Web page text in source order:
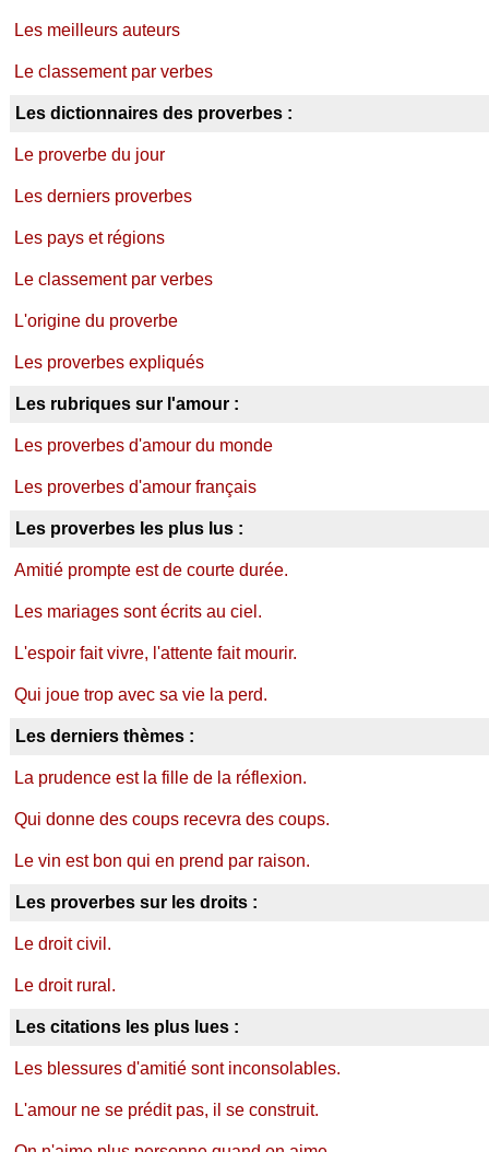
Les meilleurs auteurs
Le classement par verbes
Les dictionnaires des proverbes :
Le proverbe du jour
Les derniers proverbes
Les pays et régions
Le classement par verbes
L'origine du proverbe
Les proverbes expliqués
Les rubriques sur l'amour :
Les proverbes d'amour du monde
Les proverbes d'amour français
Les proverbes les plus lus :
Amitié prompte est de courte durée.
Les mariages sont écrits au ciel.
L'espoir fait vivre, l'attente fait mourir.
Qui joue trop avec sa vie la perd.
Les derniers thèmes :
La prudence est la fille de la réflexion.
Qui donne des coups recevra des coups.
Le vin est bon qui en prend par raison.
Les proverbes sur les droits :
Le droit civil.
Le droit rural.
Les citations les plus lues :
Les blessures d'amitié sont inconsolables.
L'amour ne se prédit pas, il se construit.